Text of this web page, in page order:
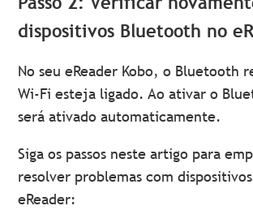
dispositivos Bluetooth no
No seu eReader Kobo, o Bluetooth
Wi-Fi esteja ligado. Ao ativar o
será ativado automaticamente.
Siga os passos neste artigo para
resolver problemas com
eReader: